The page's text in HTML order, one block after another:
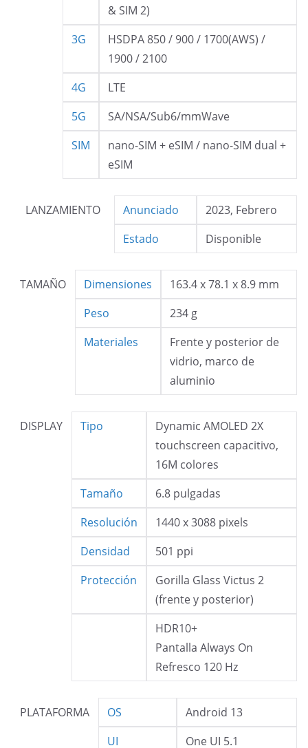
& SIM 2)
3G
HSDPA 850 / 900 / 1700(AWS) /
1900 / 2100
4G
LTE
5G
SA/NSA/Sub6/mmWave
SIM
nano-SIM + eSIM / nano-SIM dual +
eSIM
LANZAMIENTO Anunciado
2023, Febrero
Estado
Disponible
TAMAÑO Dimensiones
163.4 x 78.1 x 8.9 mm
Peso
234 g
Materiales
Frente y posterior de
vidrio, marco de
aluminio
DISPLAY Tipo
Dynamic AMOLED 2X
touchscreen capacitivo,
16M colores
Tamaño
6.8 pulgadas
Resolución
1440 x 3088 pixels
Densidad
501 ppi
Protección
Gorilla Glass Victus 2
(frente y posterior)
HDR10+
Pantalla Always On
Refresco 120 Hz
PLATAFORMA OS
Android 13
UI
One UI 5.1